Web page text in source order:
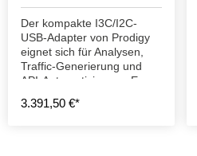
Der kompakte I3C/I2C-
USB-Adapter von Prodigy
eignet sich für Analysen,
Traffic-Generierung und
API-Automatisierung. Er
100 kHz bis 12,5 MHz und
3.391,50 €*